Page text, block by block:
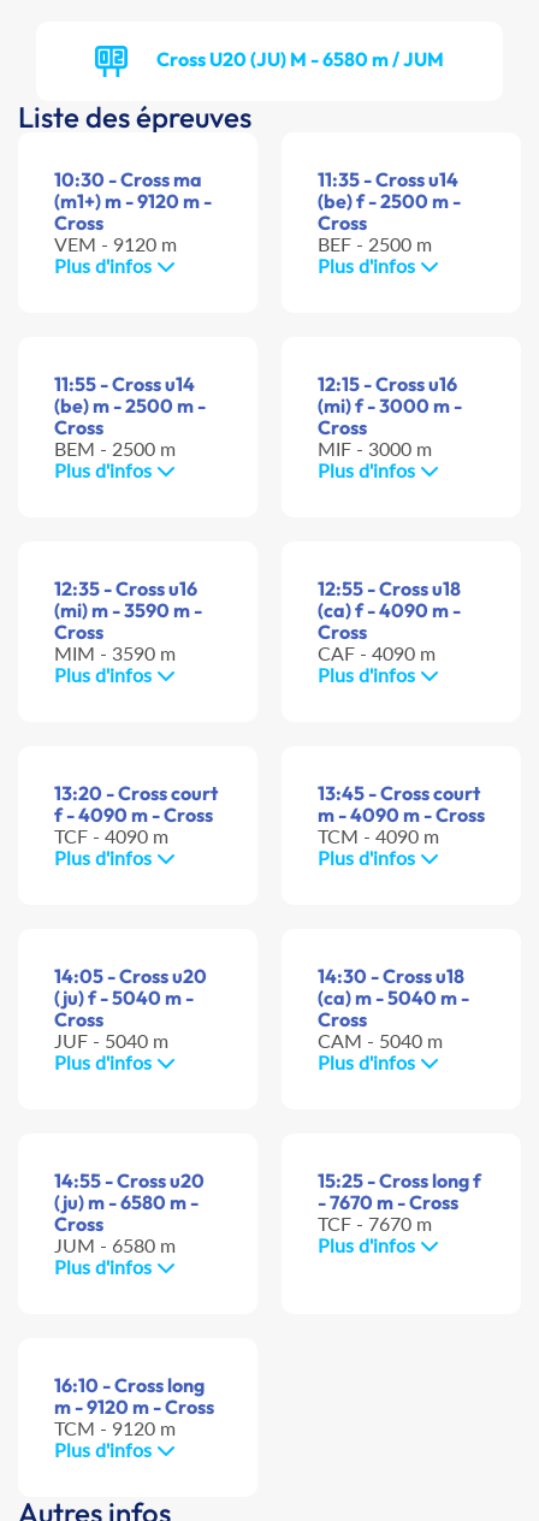
Cross U20 (JU) M - 6580 m / JUM
Liste des épreuves
10:30 - Cross ma
(m1+) m - 9120 m -
Cross
VEM - 9120 m
Plus d'infos
11:35 - Cross u14
(be) f - 2500 m -
Cross
BEF - 2500 m
Plus d'infos
11:55 - Cross u14
(be) m - 2500 m -
Cross
BEM - 2500 m
Plus d'infos
12:15 - Cross u16
(mi) f - 3000 m -
Cross
MIF - 3000 m
Plus d'infos
12:35 - Cross u16
(mi) m - 3590 m -
Cross
MIM - 3590 m
Plus d'infos
12:55 - Cross u18
(ca) f - 4090 m -
Cross
CAF - 4090 m
Plus d'infos
13:20 - Cross court
f - 4090 m - Cross
TCF - 4090 m
Plus d'infos
13:45 - Cross court
m - 4090 m - Cross
TCM - 4090 m
Plus d'infos
14:05 - Cross u20
(ju) f - 5040 m -
Cross
JUF - 5040 m
Plus d'infos
14:30 - Cross u18
(ca) m - 5040 m -
Cross
CAM - 5040 m
Plus d'infos
14:55 - Cross u20
(ju) m - 6580 m -
Cross
JUM - 6580 m
Plus d'infos
15:25 - Cross long f
- 7670 m - Cross
TCF - 7670 m
Plus d'infos
16:10 - Cross long
m - 9120 m - Cross
TCM - 9120 m
Plus d'infos
Autres infos